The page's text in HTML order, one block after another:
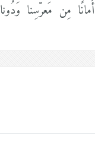
أَمانًا مِن مَعرّسِنا وَدُونا